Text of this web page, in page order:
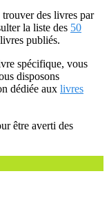
trouver des livres par
la liste des 50
publiés.
spécifique, vous
disposons
dédiée aux livres
être averti des